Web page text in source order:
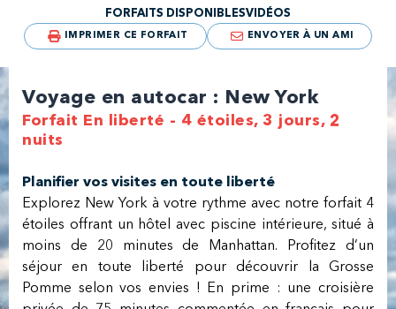
FORFAITS DISPONIBLESVIDÉOS
IMPRIMER CE FORFAIT ENVOYER À UN AMI
Voyage en autocar : New York
Forfait En liberté - 4 étoiles, 3 jours, 2
nuits
Planifier vos visites en toute liberté
Explorez New York à votre rythme avec notre forfait 4
étoiles offrant un hôtel avec piscine intérieure, situé à
moins de 20 minutes de Manhattan. Profitez d’un
séjour en toute liberté pour découvrir la Grosse
Pomme selon vos envies ! En prime : une croisière